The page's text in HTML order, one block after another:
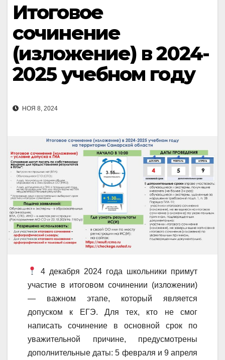
Итоговое
сочинение
(изложение) в 2024-
2025 учебном году
НОЯ 8, 2024
4 декабря 2024 года школьники примут
участие в итоговом сочинении (изложении)
— важном этапе, который является
допуском к ЕГЭ. Для тех, кто не смог
написать сочинение в основной срок по
уважительной причине, предусмотрены
дополнительные даты: 5 февраля и 9 апреля